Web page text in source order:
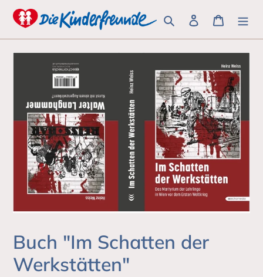
Direkt
zum
Inhalt
SuchenEinloggen
Buch "Im Schatten der
Werkstätten"